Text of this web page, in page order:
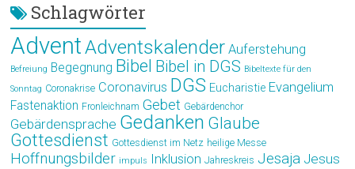
Schlagwörter
AdventAdventskalender Auferstehung
Befreiung Begegnung Bibel Bibel in DGS Bibeltexte für den
Sonntag Coronakrise Coronavirus DGS Eucharistie Evangelium
Fastenaktion Fronleichnam Gebet Gebärdenchor
Gebärdensprache Gedanken Glaube
Gottesdienst Gottesdienst im Netz heilige Messe
Hoffnungsbilder impuls Inklusion Jahreskreis Jesaja Jesus